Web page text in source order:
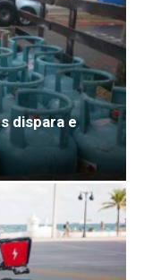
dispara e